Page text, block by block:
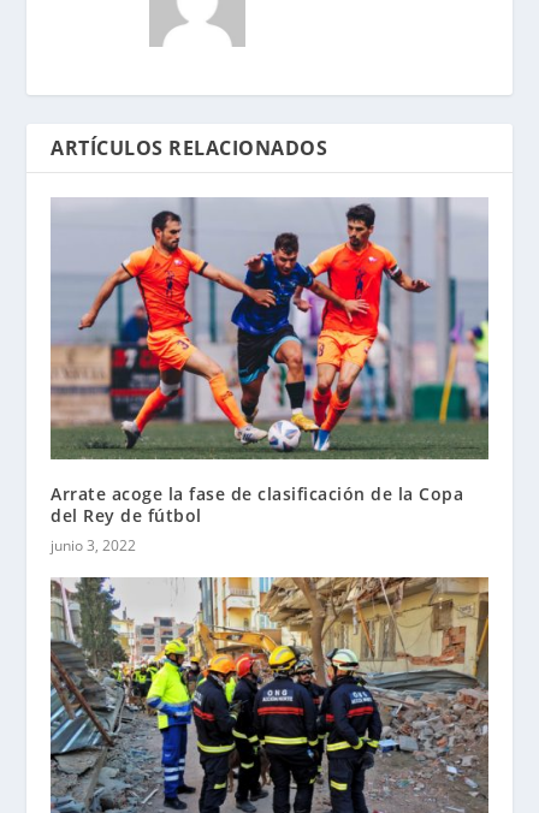
ARTÍCULOS RELACIONADOS
Arrate acoge la fase de clasificación de la Copa
del Rey de fútbol
junio 3, 2022